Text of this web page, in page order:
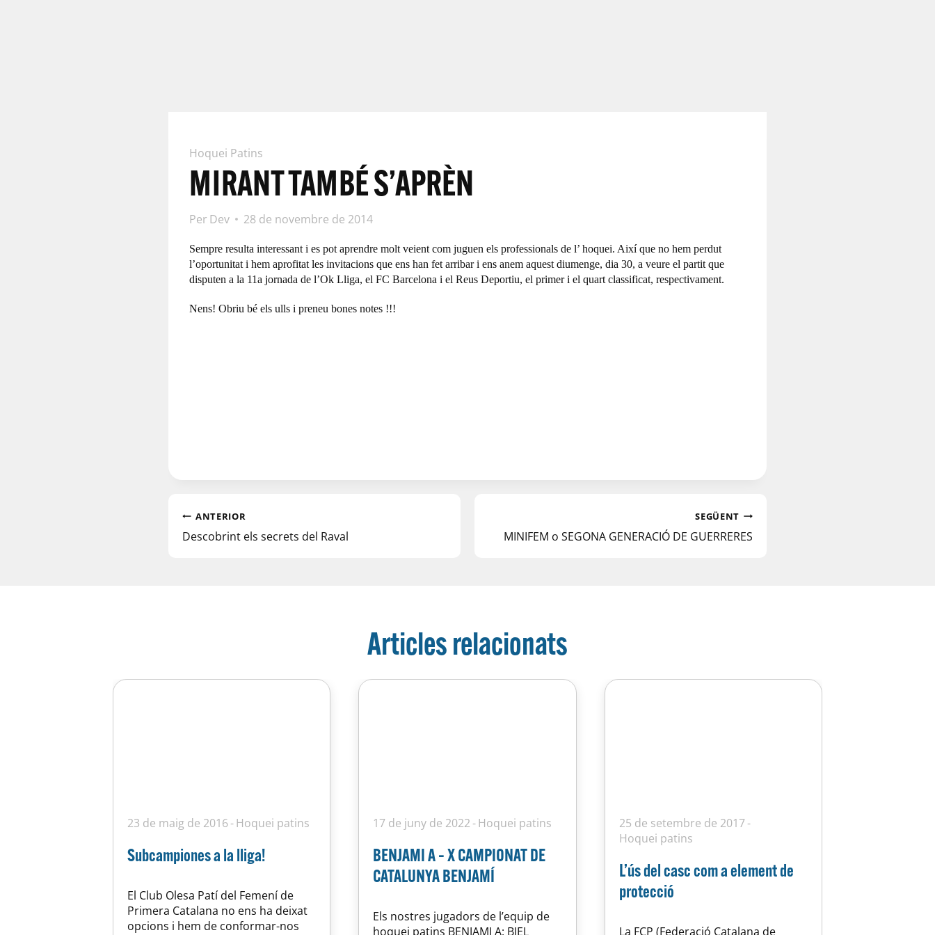
Hoquei Patins
MIRANT TAMBÉ S’APRÈN
Per Dev 28 de novembre de 2014
Sempre resulta interessant i es pot aprendre molt veient com juguen els professionals de l’ hoquei. Així que no hem perdut
l’oportunitat i hem aprofitat les invitacions que ens han fet arribar i ens anem aquest diumenge, dia 30, a veure el partit que
disputen a la 11a jornada de l’Ok Lliga, el FC Barcelona i el Reus Deportiu, el primer i el quart classificat, respectivament.
Nens! Obriu bé els ulls i preneu bones notes !!!
ANTERIOR
Descobrint els secrets del Raval
SEGÜENT
MINIFEM o SEGONA GENERACIÓ DE GUERRERES
Articles relacionats
23 de maig de 2016 Hoquei patins
Subcampiones a la lliga!
El Club Olesa Patí del Femení de
Primera Catalana no ens ha deixat
opcions i hem de conformar-nos
17 de juny de 2022 Hoquei patins
BENJAMI A – X CAMPIONAT DE
CATALUNYA BENJAMÍ
Els nostres jugadors de l’equip de
hoquei patins BENJAMI A: BIEL
25 de setembre de 2017
Hoquei patins
L’ús del casc com a element de
protecció
La FCP (Federació Catalana de